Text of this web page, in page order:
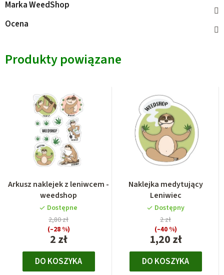
MarkaWeedShop
Ocena
Produkty powiązane
Arkusz naklejek z leniwcem -
weedshop
Dostępne
2 zł
2,80 zł
(–28 %)
DO KOSZYKA
Naklejka medytujący
Leniwiec
Dostępny
1,20 zł
2 zł
(–40 %)
DO KOSZYKA